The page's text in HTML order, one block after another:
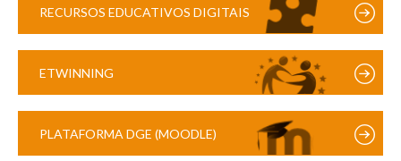
RECURSOS EDUCATIVOS DIGITAIS
ETWINNING
PLATAFORMA DGE (MOODLE)